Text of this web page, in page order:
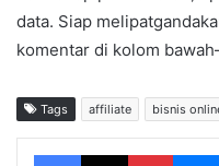
data. Siap
komentar di kolom
Tags affiliate bisnis
Facebook X Pinterest